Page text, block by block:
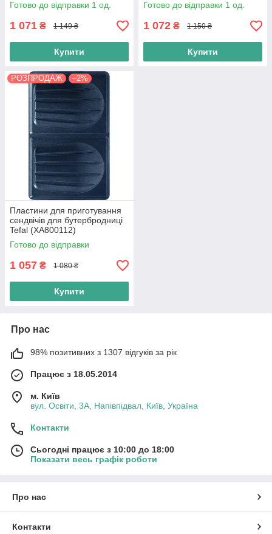
Готово до відправки 1 од.
1 071 ₴ 1 149 ₴
Купити
Готово до відправки 1 од.
1 072 ₴ 1 150 ₴
Купити
РОЗПРОДАЖ –2%
Пластини для приготування
сендвічів для бутербродниці
Tefal (XA800112)
Готово до відправки
1 057 ₴ 1 080 ₴
Купити
Про нас
98% позитивних з 1307 відгуків за рік
Працює з 18.05.2014
м. Київ
вул. Освіти, 3А, Напівпідвал, Київ, Україна
Контакти
Сьогодні працює з 10:00 до 18:00
Показати весь графік роботи
Про нас
Контакти